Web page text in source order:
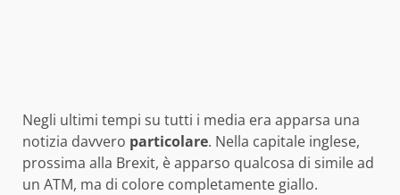
Negli ultimi tempi su tutti i media era apparsa una
notizia davvero particolare. Nella capitale inglese,
prossima alla Brexit, è apparso qualcosa di simile ad
un ATM, ma di colore completamente giallo.